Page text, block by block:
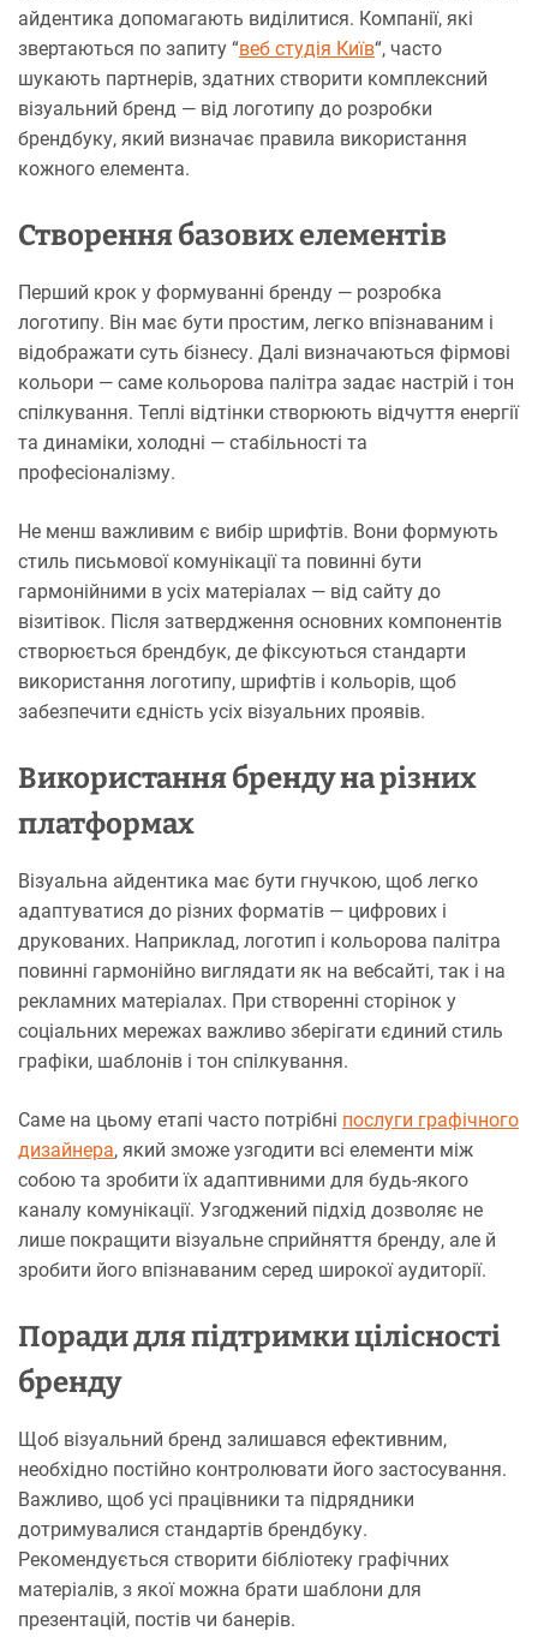
айдентика допомагають виділитися. Компанії, які
звертаються по запиту “веб студія Київ“, часто
шукають партнерів, здатних створити комплексний
візуальний бренд — від логотипу до розробки
брендбуку, який визначає правила використання
кожного елемента.
Створення базових елементів
Перший крок у формуванні бренду — розробка
логотипу. Він має бути простим, легко впізнаваним і
відображати суть бізнесу. Далі визначаються фірмові
кольори — саме кольорова палітра задає настрій і тон
спілкування. Теплі відтінки створюють відчуття енергії
та динаміки, холодні — стабільності та
професіоналізму.
Не менш важливим є вибір шрифтів. Вони формують
стиль письмової комунікації та повинні бути
гармонійними в усіх матеріалах — від сайту до
візитівок. Після затвердження основних компонентів
створюється брендбук, де фіксуються стандарти
використання логотипу, шрифтів і кольорів, щоб
забезпечити єдність усіх візуальних проявів.
Використання бренду на різних
платформах
Візуальна айдентика має бути гнучкою, щоб легко
адаптуватися до різних форматів — цифрових і
друкованих. Наприклад, логотип і кольорова палітра
повинні гармонійно виглядати як на вебсайті, так і на
рекламних матеріалах. При створенні сторінок у
соціальних мережах важливо зберігати єдиний стиль
графіки, шаблонів і тон спілкування.
Саме на цьому етапі часто потрібні послуги графічного
дизайнера, який зможе узгодити всі елементи між
собою та зробити їх адаптивними для будь-якого
каналу комунікації. Узгоджений підхід дозволяє не
лише покращити візуальне сприйняття бренду, але й
зробити його впізнаваним серед широкої аудиторії.
Поради для підтримки цілісності
бренду
Щоб візуальний бренд залишався ефективним,
необхідно постійно контролювати його застосування.
Важливо, щоб усі працівники та підрядники
дотримувалися стандартів брендбуку.
Рекомендується створити бібліотеку графічних
матеріалів, з якої можна брати шаблони для
презентацій, постів чи банерів.